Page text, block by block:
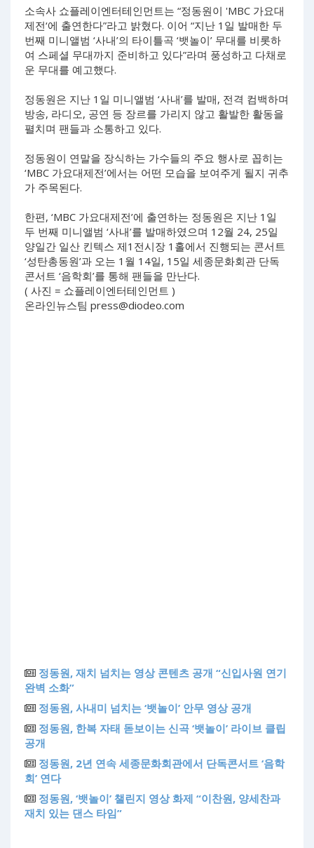
소속사 쇼플레이엔터테인먼트는 “정동원이 'MBC 가요대
제전‘에 출연한다”라고 밝혔다. 이어 “지난 1일 발매한 두
번째 미니앨범 ‘사내’의 타이틀곡 ‘뱃놀이’ 무대를 비롯하
여 스페셜 무대까지 준비하고 있다”라며 풍성하고 다채로
운 무대를 예고했다.
정동원은 지난 1일 미니앨범 ‘사내’를 발매, 전격 컴백하며
방송, 라디오, 공연 등 장르를 가리지 않고 활발한 활동을
펼치며 팬들과 소통하고 있다.
정동원이 연말을 장식하는 가수들의 주요 행사로 꼽히는
‘MBC 가요대제전’에서는 어떤 모습을 보여주게 될지 귀추
가 주목된다.
한편, ‘MBC 가요대제전’에 출연하는 정동원은 지난 1일
두 번째 미니앨범 ‘사내’를 발매하였으며 12월 24, 25일
양일간 일산 킨텍스 제1전시장 1홀에서 진행되는 콘서트
‘성탄총동원’과 오는 1월 14일, 15일 세종문화회관 단독
콘서트 ‘음학회’를 통해 팬들을 만난다.
( 사진 = 쇼플레이엔터테인먼트 )
온라인뉴스팀 press@diodeo.com
정동원, 재치 넘치는 영상 콘텐츠 공개 “신입사원 연기
완벽 소화”
정동원, 사내미 넘치는 ‘뱃놀이’ 안무 영상 공개
정동원, 한복 자태 돋보이는 신곡 ‘뱃놀이’ 라이브 클립
공개
정동원, 2년 연속 세종문화회관에서 단독콘서트 ‘음학
회’ 연다
정동원, ‘뱃놀이’ 챌린지 영상 화제 “이찬원, 양세찬과
재치 있는 댄스 타임”